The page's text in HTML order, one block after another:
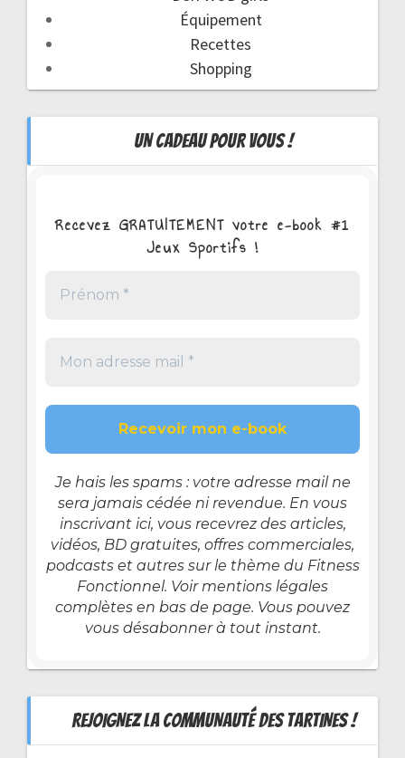
Équipement
Recettes
Shopping
UN CADEAU POUR VOUS !
Recevez GRATUITEMENT votre e-book #1
Jeux Sportifs !
Je hais les spams : votre adresse mail ne
sera jamais cédée ni revendue. En vous
inscrivant ici, vous recevrez des articles,
vidéos, BD gratuites, offres commerciales,
podcasts et autres sur le thème du Fitness
Fonctionnel. Voir mentions légales
complètes en bas de page. Vous pouvez
vous désabonner à tout instant.
REJOIGNEZ LA COMMUNAUTÉ DES TARTINES !